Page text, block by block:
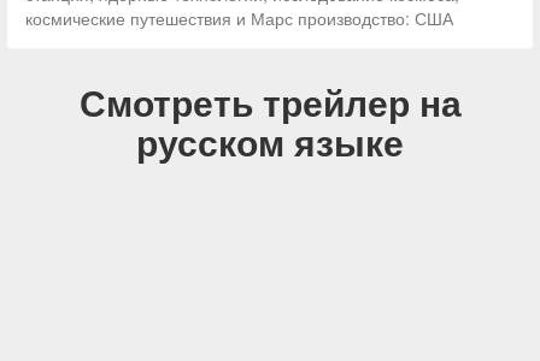
космические путешествия и Марс производство: США
Смотреть трейлер на
русском языке